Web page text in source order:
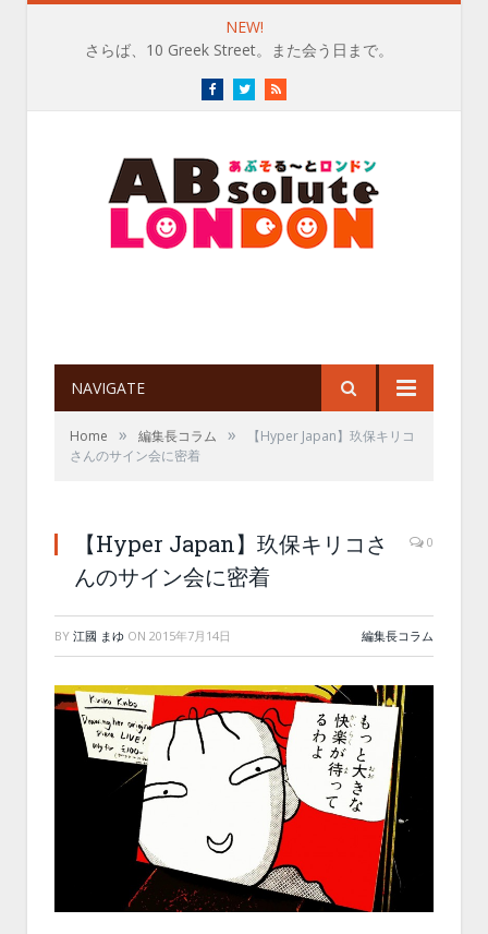
NEW!
さらば、10 Greek Street。また会う日まで。
FacebookTwitterRSS
NAVIGATE
Home » 編集長コラム »
【Hyper Japan】玖保キリコ
さんのサイン会に密着
【Hyper Japan】玖保キリコさ
んのサイン会に密着
0
BY 江國 まゆ ON 2015年7月14日 編集長コラム